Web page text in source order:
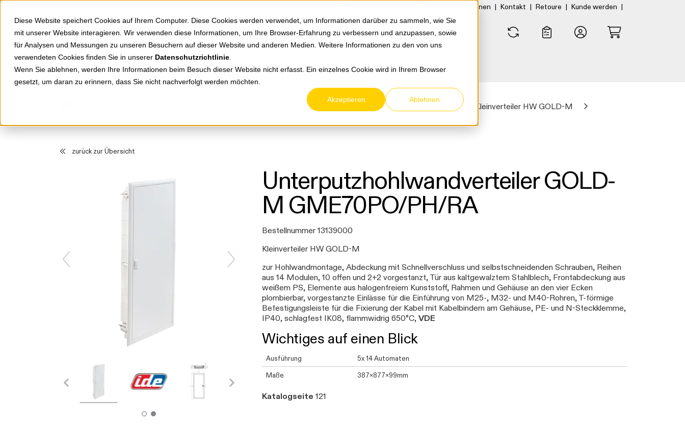
Diese Website speichert Cookies auf Ihrem Computer. Diese Cookies werden verwendet, um Informationen darüber zu sammeln, wie Sie
mit unserer Website interagieren. Wir verwenden diese Informationen, um Ihre Browser-Erfahrung zu verbessern und anzupassen, sowie
für Analysen und Messungen zu unseren Besuchern auf dieser Website und anderen Medien. Weitere Informationen zu den von uns
verwendeten Cookies finden Sie in unserer Datenschutzrichtlinie
Wenn Sie ablehnen, werden Ihre Informationen beim Besuch dieser Website nicht erfasst. Ein einzelnes Cookie wird in Ihrem Browser
gesetzt, um daran zu erinnern, dass Sie nicht nachverfolgt werden möchten.
Akzeptieren Ablehnen
Springe zu Hauptinhalt Ihre Ansprechpartner:innen | Kontakt | Retoure | Kunde werden |
Markenwelten Service & Retouren Karriere Über eltric
Unterputz/Hohlwand Kleinverteiler
Kleinverteiler HW GOLD-M
zurück zur Übersicht
Unterputzhohlwandverteiler GOLD-
M GME70PO/PH/RA
Bestellnummer 13139000
Kleinverteiler HW GOLD-M
zur Hohlwandmontage, Abdeckung mit Schnellverschluss und selbstschneidenden Schrauben, Reihen
aus 14 Modulen, 10 offen und 2+2 vorgestanzt, Tür aus kaltgewalztem Stahlblech, Frontabdeckung aus
weißem PS, Elemente aus halogenfreiem Kunststoff, Rahmen und Gehäuse an den vier Ecken
plombierbar, vorgestanzte Einlässe für die Einführung von M25-, M32- und M40-Rohren, T-förmige
Befestigungsleiste für die Fixierung der Kabel mit Kabelbindern am Gehäuse, PE- und N-Steckklemme,
IP40, schlagfest IK08, flammwidrig 650°C, VDE
Wichtiges auf einen Blick
Ausführung 5x 14 Automaten
Maße 387x877x99mm
Katalogseite 121